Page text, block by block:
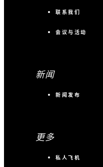
联系我们
会议与活动
新闻
新闻发布
更多
私人飞机